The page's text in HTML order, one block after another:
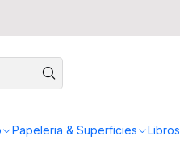
Papeleria & Superficies Libros